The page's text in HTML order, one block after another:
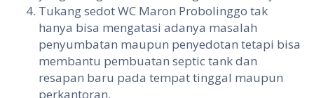
Tukang sedot WC Maron Probolinggo tak
hanya bisa mengatasi adanya masalah
penyumbatan maupun penyedotan tetapi bisa
membantu pembuatan septic tank dan
resapan baru pada tempat tinggal maupun
perkantoran.